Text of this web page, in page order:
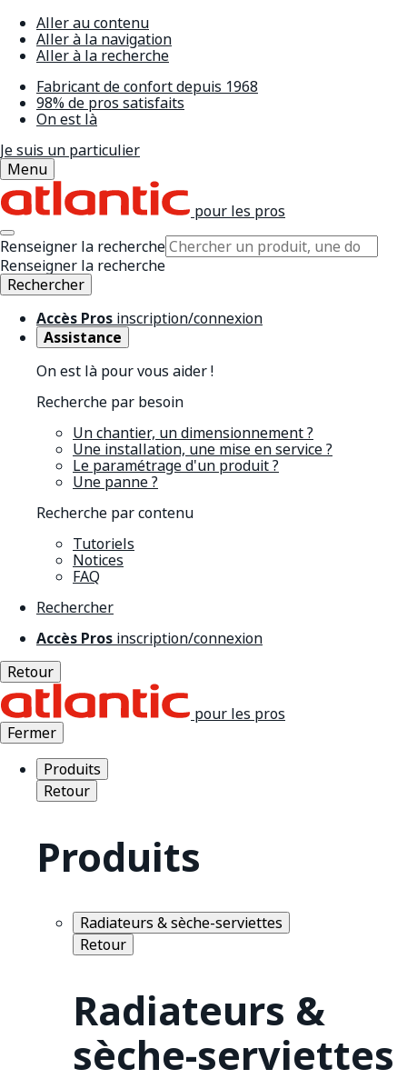
Aller au contenu
Aller à la navigation
Aller à la recherche
Fabricant de confort depuis 1968
98% de pros satisfaits
On est là
Je suis un particulier
Menu
pour les pros
Renseigner la recherche
Renseigner la recherche
Rechercher
Accès Pros inscription/connexion
Assistance
On est là pour vous aider !
Recherche par besoin
Un chantier, un dimensionnement ?
Une installation, une mise en service ?
Le paramétrage d'un produit ?
Une panne ?
Recherche par contenu
Tutoriels
Notices
FAQ
Rechercher
Accès Pros inscription/connexion
Retour
pour les pros
Fermer
Produits
Retour
Produits
Radiateurs & sèche-serviettes
Retour
Radiateurs &
sèche-serviettes